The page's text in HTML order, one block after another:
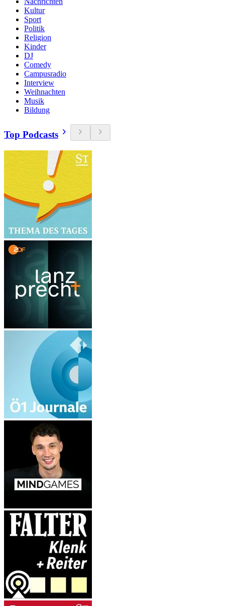
Kultur
Sport
Politik
Religion
Kinder
DJ
Comedy
Campusradio
Interview
Weihnachten
Musik
Bildung
Top Podcasts